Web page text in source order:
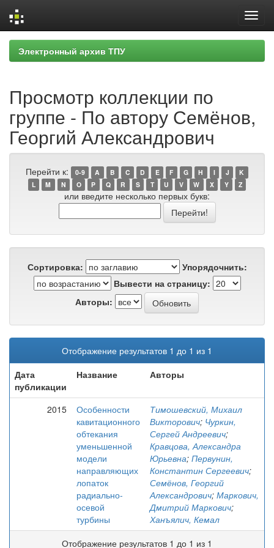
Skip
navigation
Электронный архив ТПУ
Просмотр коллекции по
группе - По автору Семёнов,
Георгий Александрович
Перейти к: 0-9 A B C D E F G H I J
K
L
M N O P Q R S T U V W X Y Z
или введите несколько первых букв:
Сортировка:
Упорядочнить:
Вывести на страницу:
Авторы:
Отображение результатов 1 до 1 из 1
Дата
публикации
Название Авторы
2015
Особенности
кавитационного
обтекания
уменьшенной
модели
направляющих
лопаток
радиально-
осевой
турбины
Тимошевский, Михаил
Викторович; Чуркин,
Сергей Андреевич;
Кравцова, Александра
Юрьевна; Первунин,
Константин Сергеевич;
Семёнов, Георгий
Александрович; Маркович,
Дмитрий Маркович;
Ханъялич, Кемал
Отображение результатов 1 до 1 из 1